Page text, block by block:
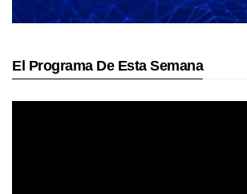
El Programa De Esta Semana